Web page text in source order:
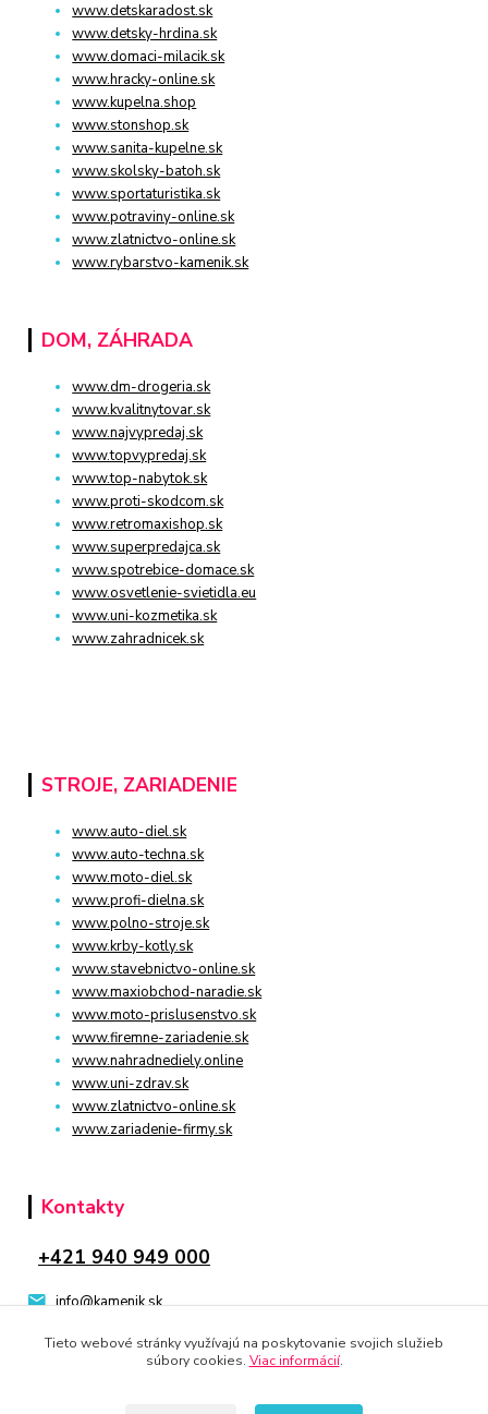
www.detskaradost.sk
www.detsky-hrdina.sk
www.domaci-milacik.sk
www.hracky-online.sk
www.kupelna.shop
www.stonshop.sk
www.sanita-kupelne.sk
www.skolsky-batoh.sk
www.sportaturistika.sk
www.potraviny-online.sk
www.zlatnictvo-online.sk
www.rybarstvo-kamenik.sk
DOM, ZÁHRADA
www.dm-drogeria.sk
www.kvalitnytovar.sk
www.najvypredaj.sk
www.topvypredaj.sk
www.top-nabytok.sk
www.proti-skodcom.sk
www.retromaxishop.sk
www.superpredajca.sk
www.spotrebice-domace.sk
www.osvetlenie-svietidla.eu
www.uni-kozmetika.sk
www.zahradnicek.sk
STROJE, ZARIADENIE
www.auto-diel.sk
www.auto-techna.sk
www.moto-diel.sk
www.profi-dielna.sk
www.polno-stroje.sk
www.krby-kotly.sk
www.stavebnictvo-online.sk
www.maxiobchod-naradie.sk
www.moto-prislusenstvo.sk
www.firemne-zariadenie.sk
www.nahradnediely.online
www.uni-zdrav.sk
www.zlatnictvo-online.sk
www.zariadenie-firmy.sk
Kontakty
+421 940 949 000
info@kamenik.sk
Tieto webové stránky využívajú na poskytovanie svojich služieb
súbory cookies. Viac informácií.